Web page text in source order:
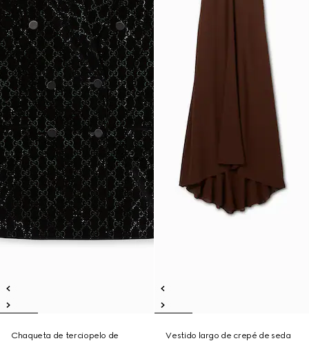
Chaqueta de terciopelo de
Vestido largo de crepé de seda